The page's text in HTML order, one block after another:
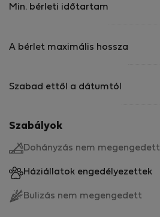
Min. bérleti időtartam
A bérlet maximális hossza
Szabad ettől a dátumtól
Szabályok
Dohányzás nem megengedett
Háziállatok engedélyezettek
Bulizás nem megengedett